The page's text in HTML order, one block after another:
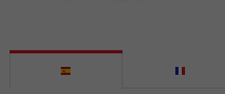
Epicería / Alimentación
Especies